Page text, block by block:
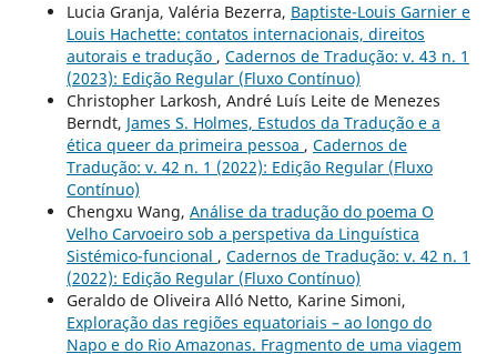
Lucia Granja, Valéria Bezerra, Baptiste-Louis Garnier e
Louis Hachette: contatos internacionais, direitos
autorais e tradução , Cadernos de Tradução: v. 43 n. 1
(2023): Edição Regular (Fluxo Contínuo)
Christopher Larkosh, André Luís Leite de Menezes
Berndt, James S. Holmes, Estudos da Tradução e a
ética queer da primeira pessoa , Cadernos de
Tradução: v. 42 n. 1 (2022): Edição Regular (Fluxo
Contínuo)
Chengxu Wang, Análise da tradução do poema O
Velho Carvoeiro sob a perspetiva da Linguística
Sistémico-funcional , Cadernos de Tradução: v. 42 n. 1
(2022): Edição Regular (Fluxo Contínuo)
Geraldo de Oliveira Alló Netto, Karine Simoni,
Exploração das regiões equatoriais – ao longo do
Napo e do Rio Amazonas. Fragmento de uma viagem